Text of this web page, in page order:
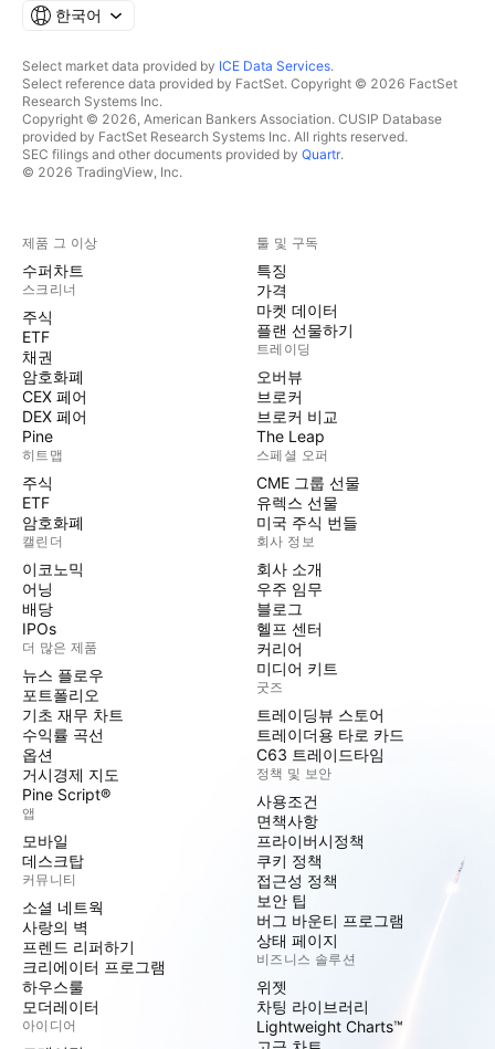
한국어
Select market data provided by ICE Data Services.
Select reference data provided by FactSet. Copyright © 2026 FactSet
Research Systems Inc.
Copyright © 2026, American Bankers Association. CUSIP Database
provided by FactSet Research Systems Inc. All rights reserved.
SEC filings and other documents provided by Quartr.
© 2026 TradingView, Inc.
제품 그 이상
수퍼차트
스크리너
주식
ETF
채권
암호화폐
CEX 페어
DEX 페어
Pine
히트맵
주식
ETF
암호화폐
캘린더
이코노믹
어닝
배당
IPOs
더 많은 제품
뉴스 플로우
포트폴리오
기초 재무 차트
수익률 곡선
옵션
거시경제 지도
Pine Script®
앱
모바일
데스크탑
커뮤니티
소셜 네트웍
사랑의 벽
프렌드 리퍼하기
크리에이터 프로그램
하우스룰
모더레이터
아이디어
툴 및 구독
특징
가격
마켓 데이터
플랜 선물하기
트레이딩
오버뷰
브로커
브로커 비교
The Leap
스페셜 오퍼
CME 그룹 선물
유렉스 선물
미국 주식 번들
회사 정보
회사 소개
우주 임무
블로그
헬프 센터
커리어
미디어 키트
굿즈
트레이딩뷰 스토어
트레이더용 타로 카드
C63 트레이드타임
정책 및 보안
사용조건
면책사항
프라이버시정책
쿠키 정책
접근성 정책
보안 팁
버그 바운티 프로그램
상태 페이지
비즈니스 솔루션
위젯
차팅 라이브러리
Lightweight Charts™